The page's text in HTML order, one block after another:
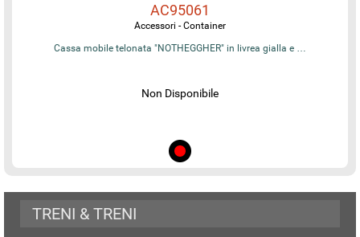
AC95061
Accessori - Container
Cassa mobile telonata "NOTHEGGHER" in livrea gialla e …
Non Disponibile
TRENI & TRENI